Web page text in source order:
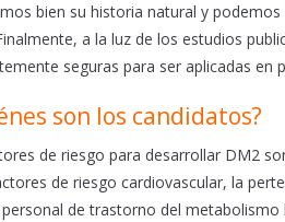
bien su historia natural y
a la luz de los estudios
seguras para ser aplicadas
son los candidatos?
de riesgo para desarrollar DM2
de riesgo cardiovascular, la
de trastorno del